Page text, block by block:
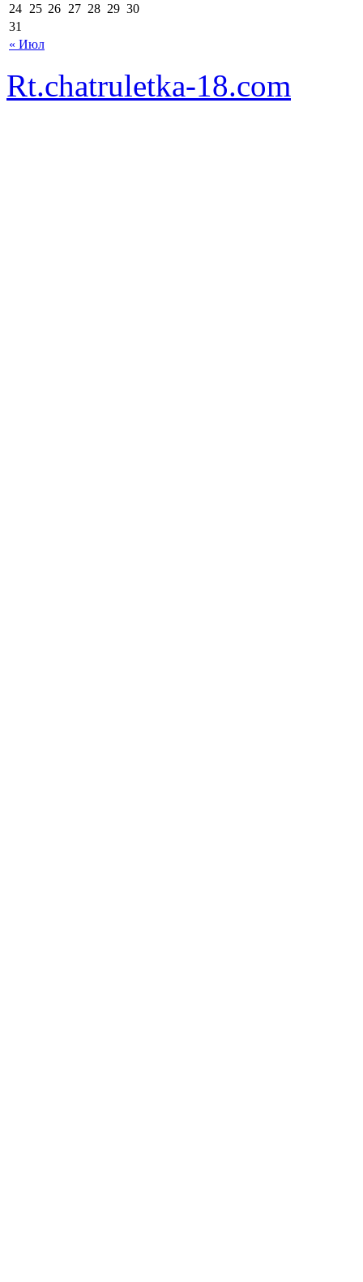
« Июл
24 25 26 27 28 29 30
31
Rt.chatruletka-18.com